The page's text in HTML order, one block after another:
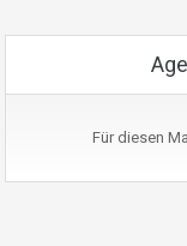
Für diesen